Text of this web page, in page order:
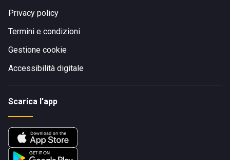
Privacy policy
Termini e condizioni
Gestione cookie
Accessibilità digitale
Scarica l'app